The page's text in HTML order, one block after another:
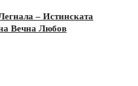
– Истинската
Вечна Любов